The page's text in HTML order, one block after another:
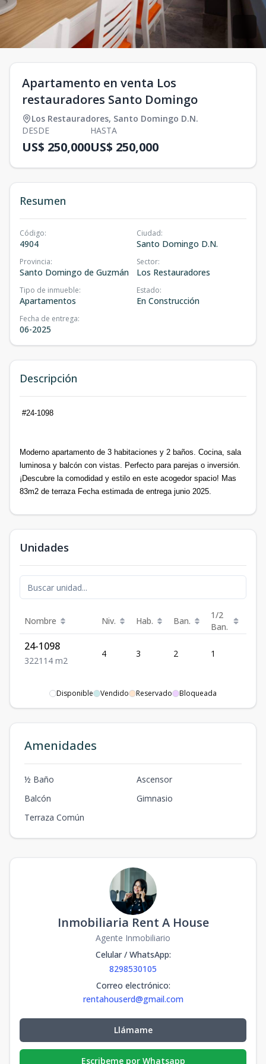
Apartamento en venta Los
restauradores Santo Domingo
Los Restauradores, Santo Domingo D.N.
DESDE
US$ 250,000
HASTA
US$ 250,000
Resumen
Código:
4904
Ciudad:
Santo Domingo D.N.
Provincia:
Santo Domingo de Guzmán
Sector:
Los Restauradores
Tipo de inmueble:
Apartamentos
Estado:
En Construcción
Fecha de entrega:
06-2025
Descripción
#24-1098
Moderno apartamento de 3 habitaciones y 2 baños. Cocina, sala
luminosa y balcón con vistas. Perfecto para parejas o inversión.
¡Descubre la comodidad y estilo en este acogedor spacio! Mas
83m2 de terraza Fecha estimada de entrega junio 2025.
Unidades
Nombre Niv. Hab. Ban.
1/2
Ban.
24-1098
322114 m2
4 3 2 1
Disponible Vendido Reservado Bloqueada
Amenidades
½ Baño
Ascensor
Balcón
Gimnasio
Terraza Común
Inmobiliaria Rent A House
Agente Inmobiliario
Celular / WhatsApp:
8298530105
Correo electrónico:
rentahouserd@gmail.com
Llámame
Escribeme por Whatsapp